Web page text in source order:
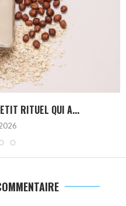
RITUEL QUI A...